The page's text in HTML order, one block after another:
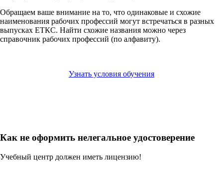
Обращаем ваше внимание на то, что одинаковые и схожие
наименования рабочих профессий могут встречаться в разных
выпусках ЕТКС. Найти схожие названия можно через
справочник рабочих профессий (по алфавиту).
Узнать условия обучения
Как не оформить нелегальное удостоверение
Учебный центр должен иметь лицензию!